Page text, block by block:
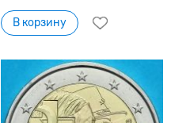
В корзину